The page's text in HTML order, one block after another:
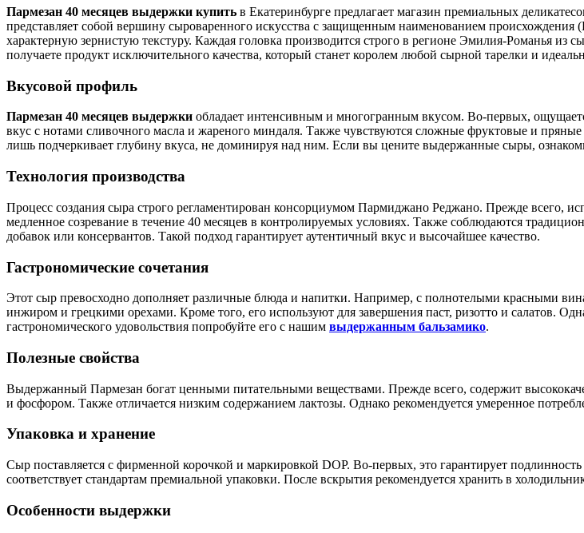
Пармезан 40 месяцев выдержки купить в Екатеринбурге предлагает магазин премиальных
представляет собой вершину сыроваренного искусства с защищенным наименованием
характерную зернистую текстуру. Каждая головка производится строго в регионе Эмилия-Романья
получаете продукт исключительного качества, который станет королем любой сырной тарелки и
Вкусовой профиль
Пармезан 40 месяцев выдержки обладает интенсивным и многогранным вкусом. Во-первых,
вкус с нотами сливочного масла и жареного миндаля. Также чувствуются сложные фруктовые и
лишь подчеркивает глубину вкуса, не доминируя над ним. Если вы цените выдержанные сыры,
Технология производства
Процесс создания сыра строго регламентирован консорциумом Пармиджано Реджано. Прежде всего,
медленное созревание в течение 40 месяцев в контролируемых условиях. Также соблюдаются
добавок или консервантов. Такой подход гарантирует аутентичный вкус и высочайшее качество.
Гастрономические сочетания
Этот сыр превосходно дополняет различные блюда и напитки. Например, с полнотелыми красными
инжиром и грецкими орехами. Кроме того, его используют для завершения паст, ризотто и салатов.
гастрономического удовольствия попробуйте его с нашим выдержанным бальзамико.
Полезные свойства
Выдержанный Пармезан богат ценными питательными веществами. Прежде всего, содержит
и фосфором. Также отличается низким содержанием лактозы. Однако рекомендуется умеренное
Упаковка и хранение
Сыр поставляется с фирменной корочкой и маркировкой DOP. Во-первых, это гарантирует
соответствует стандартам премиальной упаковки. После вскрытия рекомендуется хранить в
Особенности выдержки